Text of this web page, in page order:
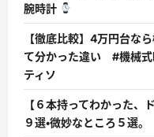
腕時計
【徹底比較】4万円台な
て分かった違い #機械式
ティソ
【６本持ってわかった、
９選・微妙なところ５選。